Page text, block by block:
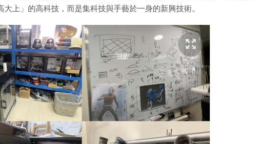
上」的高科技，而是集科技與手藝於一身的新興技術。